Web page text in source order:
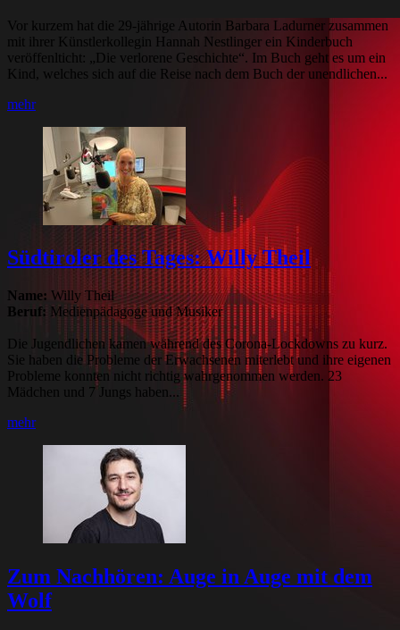
Vor kurzem hat die 29-jährige Autorin Barbara Ladurner zusammen
mit ihrer Künstlerkollegin Hannah Nestlinger ein Kinderbuch
veröffenlticht: „Die verlorene Geschichte“. Im Buch geht es um ein
Kind, welches sich auf die Reise nach dem Buch der unendlichen...
mehr
Südtiroler des Tages: Willy Theil
Name: Willy Theil
Beruf: Medienpädagoge und Musiker
Die Jugendlichen kamen während des Corona-Lockdowns zu kurz.
Sie haben die Probleme der Erwachsenen miterlebt und ihre eigenen
Probleme konnten nicht richtig wahrgenommen werden. 23
Mädchen und 7 Jungs haben...
mehr
Zum Nachhören: Auge in Auge mit dem
Wolf